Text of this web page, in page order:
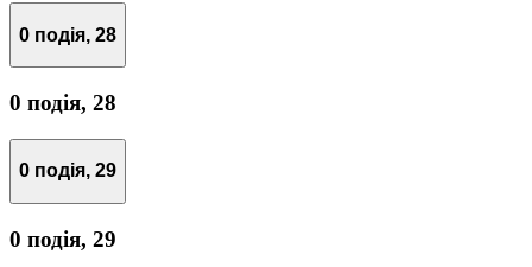
0 подія, 28
0 подія, 28
0 подія, 29
0 подія, 29